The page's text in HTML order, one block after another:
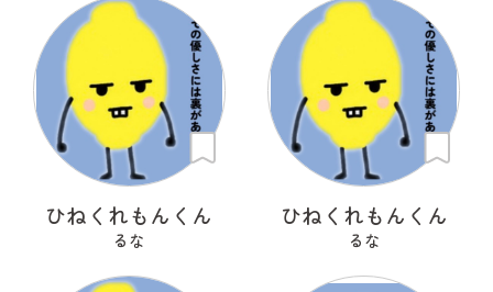
ひねくれもんくん
るな
ひねくれもんくん
るな